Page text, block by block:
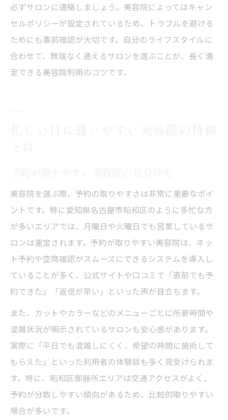
必ずサロンに連絡しましょう。美容院によってはキャン
セルポリシーが設定されているため、トラブルを避ける
ためにも事前確認が大切です。自分のライフスタイルに
合わせて、無理なく通えるサロンを選ぶことが、長く満
足できる美容院利用のコツです。
美容院を選ぶ際、予約の取りやすさは非常に重要なポイ
ントです。特に愛知県名古屋市昭和区のように多忙な方
が多いエリアでは、月曜日や火曜日でも営業しているサ
ロンは重宝されます。予約が取りやすい美容院は、ネッ
ト予約や空席確認がスムーズにできるシステムを導入し
ていることが多く、公式サイトや口コミで「直前でも予
約できた」「返信が早い」といった声が目立ちます。
また、カットやカラーなどのメニューごとに所要時間や
混雑状況が明示されているサロンも安心感があります。
実際に「平日でも混雑しにくく、希望の時間に施術して
もらえた」といった利用者の体験談も多く見受けられま
す。特に、昭和区御器所エリアは交通アクセスがよく、
予約が分散しやすい傾向があるため、比較的取りやすい
場合が多いです。